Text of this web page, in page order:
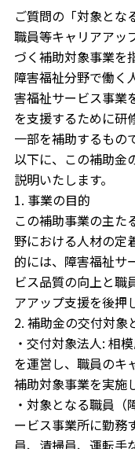
ご質問の「対象とな
職員等キャリアアッ
づく補助対象事業を
障害福祉分野で働く
害福祉サービス事業
を支援するために研
一部を補助するもの
以下に、この補助金
説明いたします。
1. 事業の目的
この補助事業の主た
野における人材の定
的には、障害福祉サ
ビス品質の向上と職
アアップ支援を後押
2. 補助金の交付対象
・交付対象法人: 相
を運営し、職員のキ
補助対象事業を実施
・対象となる職員
ービス事業所に勤務